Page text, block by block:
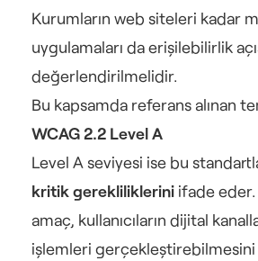
Kurumların web siteleri kadar
uygulamaları da erişilebilirlik
değerlendirilmelidir.
Bu kapsamda referans alınan
WCAG 2.2 Level A
Level A seviyesi ise bu
kritik gerekliliklerini ifade
amaç, kullanıcıların dijital
işlemleri gerçekleştirebilmesini